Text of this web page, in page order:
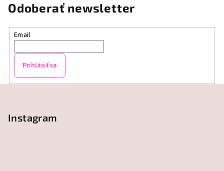
Odoberať newsletter
Email
Prihlásiť sa
Instagram